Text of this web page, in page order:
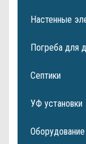
Настенные
Погреба для
Септики
УФ установки